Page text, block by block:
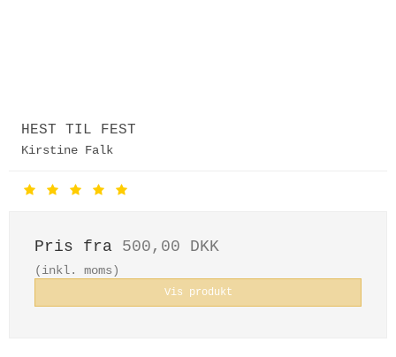
HEST TIL FEST
Kirstine Falk
Pris fra 500,00 DKK
(inkl. moms)
Vis produkt